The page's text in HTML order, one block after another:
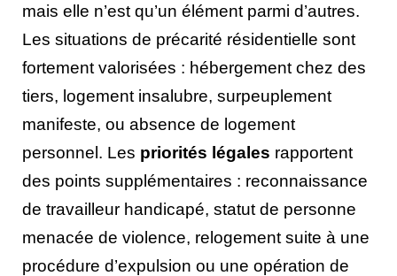
mais elle n’est qu’un élément parmi d’autres.
Les situations de précarité résidentielle sont
fortement valorisées : hébergement chez des
tiers, logement insalubre, surpeuplement
manifeste, ou absence de logement
personnel. Les priorités légales rapportent
des points supplémentaires : reconnaissance
de travailleur handicapé, statut de personne
menacée de violence, relogement suite à une
procédure d’expulsion ou une opération de